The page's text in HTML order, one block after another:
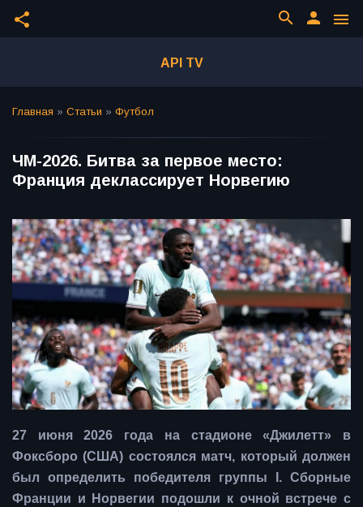
share menu
person
search
API TV
Главная » Статьи » Футбол
ЧМ-2026. Битва за первое место:
Франция деклассирует Норвегию
27 июня 2026 года на стадионе «Джилетт» в
Фоксборо (США) состоялся матч, который должен
был определить победителя группы I. Сборные
Франции и Норвегии подошли к очной встрече с